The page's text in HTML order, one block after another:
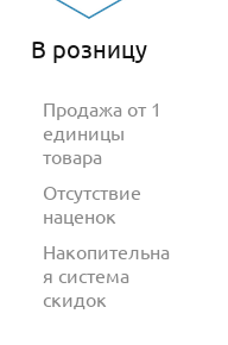
В розницу
Продажа от 1
единицы
товара
Отсутствие
наценок
Накопительна
я система
скидок